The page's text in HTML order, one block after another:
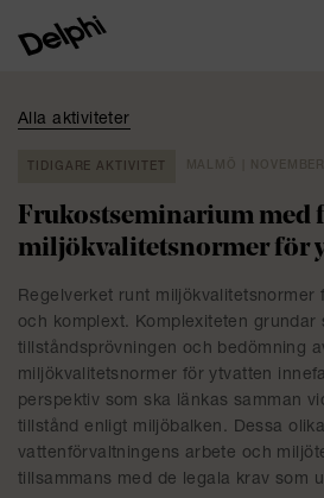
Alla aktiviteter
TIDIGARE AKTIVITET
Frukostseminarium med
miljökvalitetsnormer för
Regelverket runt miljökvalitetsnormer
och komplext. Komplexiteten grundar
tillståndsprövningen och bedömning
miljökvalitetsnormer för ytvatten
perspektiv som ska länkas samman
tillstånd enligt miljöbalken. Dessa
vattenförvaltningens arbete och
tillsammans med de legala krav som